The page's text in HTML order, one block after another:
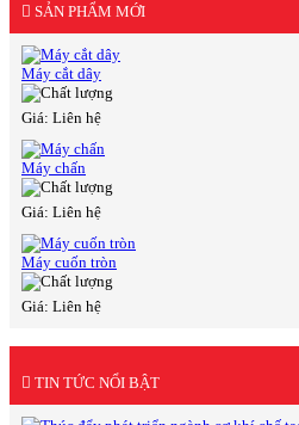
SẢN PHẨM MỚI
Máy cắt dây
Giá: Liên hệ
Máy chấn
Giá: Liên hệ
Máy cuốn tròn
Giá: Liên hệ
TIN TỨC NỔI BẬT